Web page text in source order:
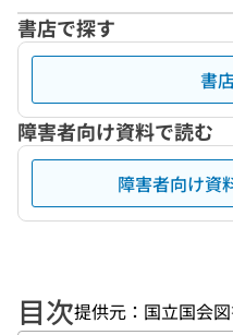
書店で探す
書
障害者向け資料で読む
障害者向け資
目次提供元：国立国会